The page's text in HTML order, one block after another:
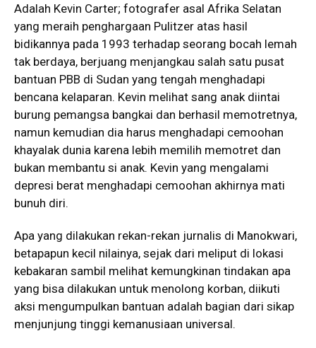
Adalah Kevin Carter; fotografer asal Afrika Selatan
yang meraih penghargaan Pulitzer atas hasil
bidikannya pada 1993 terhadap seorang bocah lemah
tak berdaya, berjuang menjangkau salah satu pusat
bantuan PBB di Sudan yang tengah menghadapi
bencana kelaparan. Kevin melihat sang anak diintai
burung pemangsa bangkai dan berhasil memotretnya,
namun kemudian dia harus menghadapi cemoohan
khayalak dunia karena lebih memilih memotret dan
bukan membantu si anak. Kevin yang mengalami
depresi berat menghadapi cemoohan akhirnya mati
bunuh diri.
Apa yang dilakukan rekan-rekan jurnalis di Manokwari,
betapapun kecil nilainya, sejak dari meliput di lokasi
kebakaran sambil melihat kemungkinan tindakan apa
yang bisa dilakukan untuk menolong korban, diikuti
aksi mengumpulkan bantuan adalah bagian dari sikap
menjunjung tinggi kemanusiaan universal.